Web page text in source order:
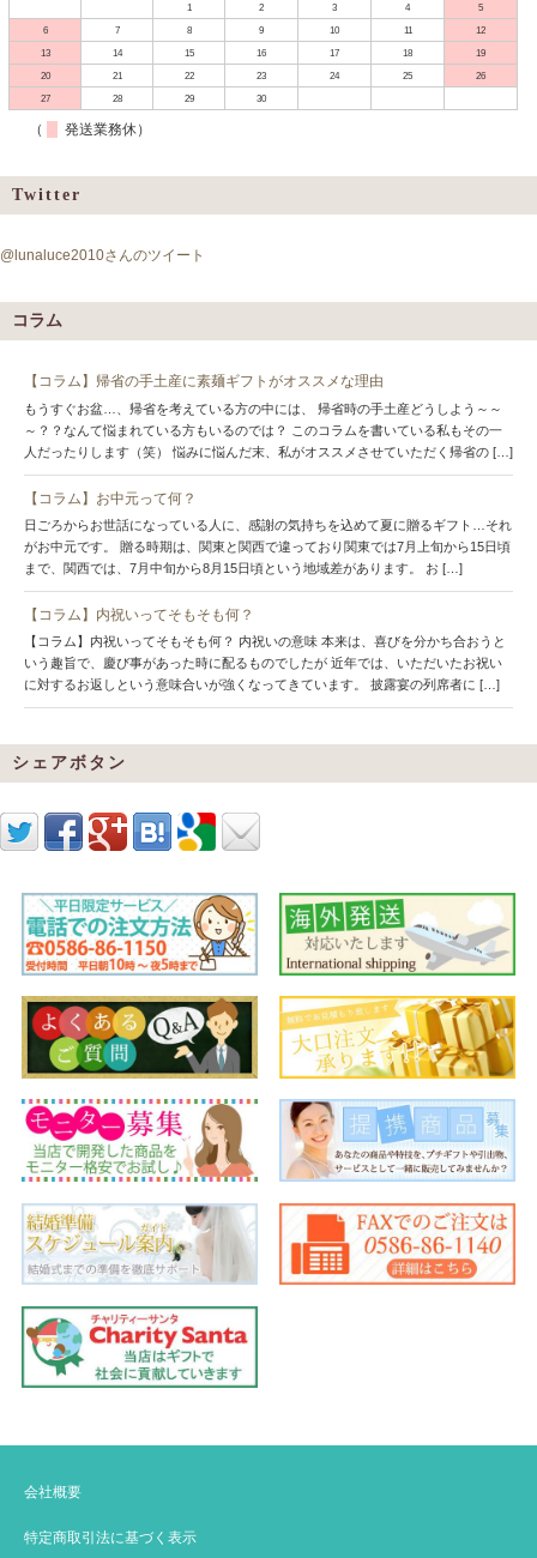
1
2 3 4
5
6
7 8 9 10 11
12
13
14 15 16 17 18
19
20
21 22 23 24 25
26
27
28 29 30
（ 発送業務休）
Twitter
@lunaluce2010さんのツイート
コラム
【コラム】帰省の手土産に素麺ギフトがオススメな理由
もうすぐお盆…、帰省を考えている方の中には、 帰省時の手土産どうしよう～～
～？？なんて悩まれている方もいるのでは？ このコラムを書いている私もその一
人だったりします（笑） 悩みに悩んだ末、私がオススメさせていただく帰省の […]
【コラム】お中元って何？
日ごろからお世話になっている人に、感謝の気持ちを込めて夏に贈るギフト…それ
がお中元です。 贈る時期は、関東と関西で違っており関東では7月上旬から15日頃
まで、関西では、7月中旬から8月15日頃という地域差があります。 お […]
【コラム】内祝いってそもそも何？
【コラム】内祝いってそもそも何？ 内祝いの意味 本来は、喜びを分かち合おうと
いう趣旨で、慶び事があった時に配るものでしたが 近年では、いただいたお祝い
に対するお返しという意味合いが強くなってきています。 披露宴の列席者に […]
シェアボタン
会社概要
特定商取引法に基づく表示